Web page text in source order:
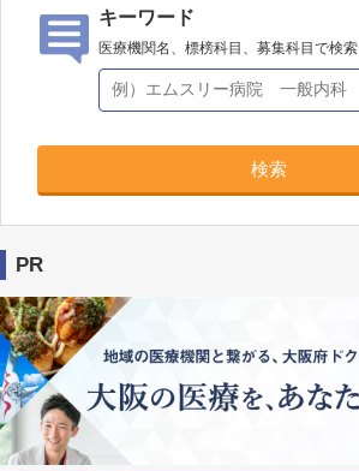
キーワード
医療機関名、標榜科目、募集科目で検索
検索
PR